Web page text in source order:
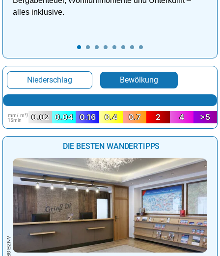
alles inklusive.
Niederschlag Bewölkung
mm/ m²/
15min
0.02 0.04 0.16 0.4 0.7 2 4 >5
DIE BESTEN WANDERTIPPS